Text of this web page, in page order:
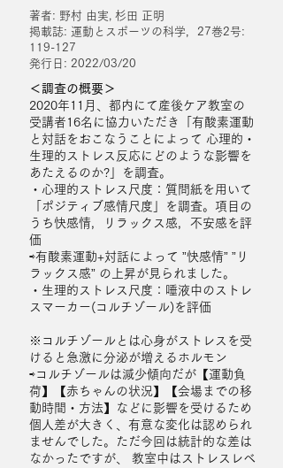
著者: 野村 由実, 杉田 正明
掲載誌: 運動とスポーツの科学，27巻2号:
119-127
発行日: 2022/03/20
＜調査の概要＞
2020年11月、都内にて産後ケア教室の
受講者16名に協力いただき「有酸素運動
と対話をおこなうことによって 心理的・
生理的ストレス反応にどのような影響を
あたえるのか?」を調査。
・心理的ストレス尺度：質問紙を用いて
「ポジティブ感情尺度」を調査。項目の
うち快感情，リラックス感，不安感を評
価
⇨有酸素運動+対話によって ”快感情” ”リ
ラックス感” の上昇が見られました。
・生理的ストレス尺度：唾液中のストレ
スマーカー(コルチゾール)を評価
※コルチゾールとは心身がストレスを受
けると急激に分泌が増えるホルモン
⇨コルチゾールは減少傾向だが【運動負
荷】【赤ちゃんの状況】【会場までの移
動時間・方法】などに影響を受けるため
個人差が大きく、有意な変化は認められ
ませんでした。ただ今回は統計的な差は
なかったですが、 教室中はストレスレベ